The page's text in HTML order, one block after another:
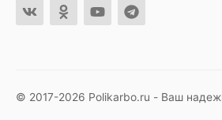
© 2017-2026 Polikarbo.ru - Ваш